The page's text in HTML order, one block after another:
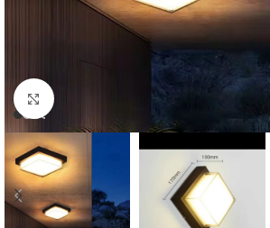
Fă clic pentru a mări